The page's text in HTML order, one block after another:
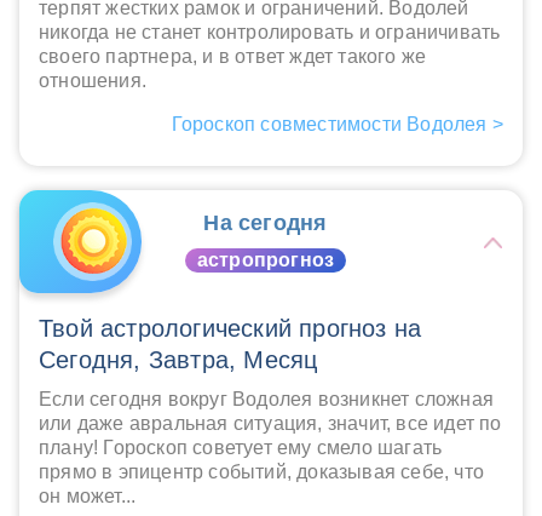
терпят жестких рамок и ограничений. Водолей
никогда не станет контролировать и ограничивать
своего партнера, и в ответ ждет такого же
отношения.
Гороскоп совместимости Водолея >
На сегодня
астропрогноз
Твой астрологический прогноз на
Сегодня, Завтра, Месяц
Если сегодня вокруг Водолея возникнет сложная
или даже авральная ситуация, значит, все идет по
плану! Гороскоп советует ему смело шагать
прямо в эпицентр событий, доказывая себе, что
он может...